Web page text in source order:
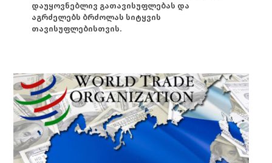
დაუყოვნებლივ გათავისუფლებას და
აგრძელებს ბრძოლას სიტყვის
თავისუფლებისთვის.